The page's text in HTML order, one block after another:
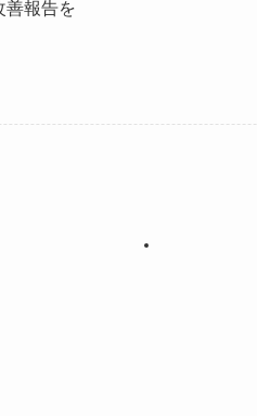
善報告を